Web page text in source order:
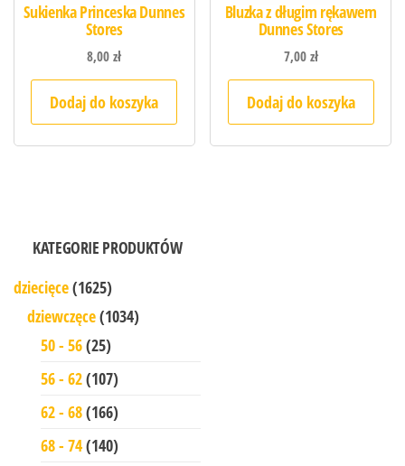
Sukienka Princeska Dunnes
Stores
8,00zł
Dodaj do koszyka
Bluzka z długim rękawem
Dunnes Stores
7,00zł
Dodaj do koszyka
KATEGORIE PRODUKTÓW
dziecięce(1625)
dziewczęce(1034)
50 - 56(25)
56 - 62(107)
62 - 68(166)
68 - 74(140)